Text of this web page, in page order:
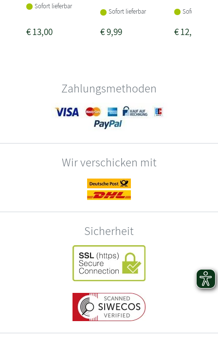
Sofort lieferbar
€13,00
Sofort lieferbar
€9,99
Sofort
€12,00
Zahlungsmethoden
Wir verschicken mit
Sicherheit